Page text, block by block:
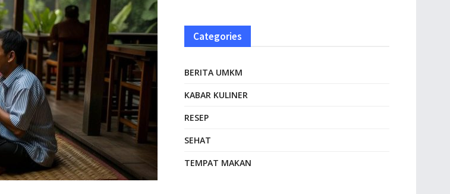
Categories
BERITA UMKM
KABAR KULINER
RESEP
SEHAT
TEMPAT MAKAN